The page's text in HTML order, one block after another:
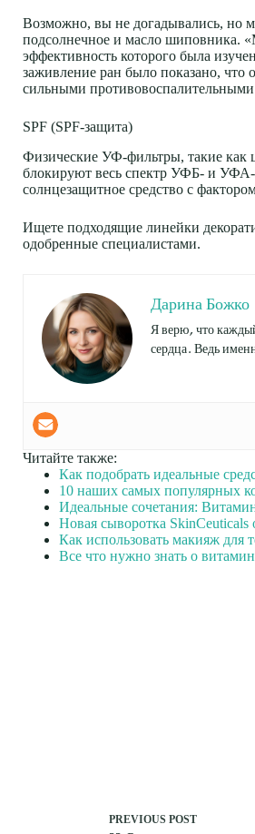
Возможно, вы не догадывались, но
подсолнечное и масло шиповника.
эффективность которого была
заживление ран было показано, что
сильными
SPF (SPF-защита)
Физические УФ-фильтры, такие как
блокируют весь спектр УФБ- и УФА-
солнцезащитное средство с
Ищете подходящие линейки
одобренные специалистами.
Дарина Божко
Я верю, что
сердца. Ведь
Читайте также:
Как подобрать идеальные
10 наших самых популярных
Идеальные сочетания:
Новая сыворотка
Как использовать макияж для
Все что нужно знать о
PREVIOUS POST